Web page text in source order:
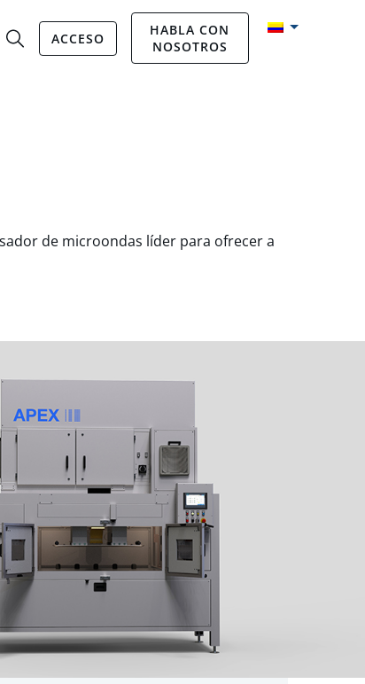
ACCESO
HABLA CON
NOSOTROS
de microondas líder para ofrecer a